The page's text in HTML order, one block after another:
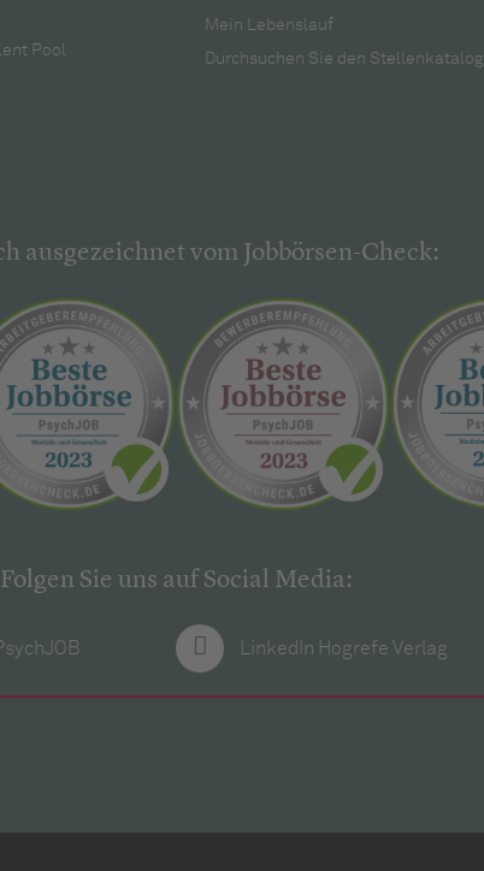
Pool
Mein Lebenslauf
Durchsuchen Sie den Stellenkatalog
ausgezeichnet vom Jobbörsen-Check:
Folgen Sie uns auf Social Media:
LinkedIn Hogrefe Verlag